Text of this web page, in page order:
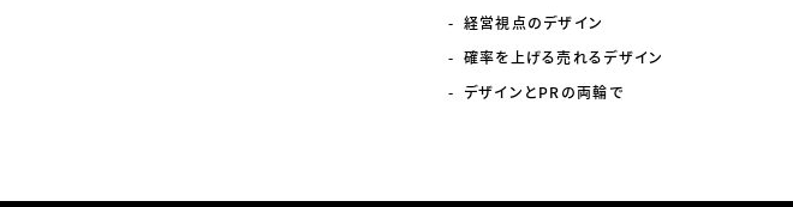
経営視点のデザイン
確率を上げる売れるデザイン
デザインとPRの両輪で